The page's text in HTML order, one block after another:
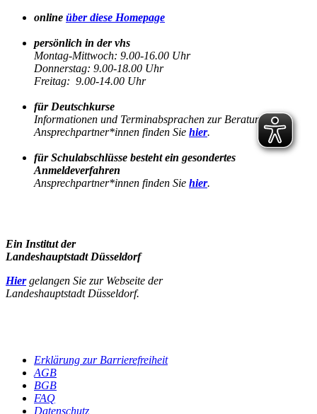
online über diese Homepage
persönlich in der vhs
Montag-Mittwoch: 9.00-16.00 Uhr
Donnerstag: 9.00-18.00 Uhr
Freitag: 9.00-14.00 Uhr
für Deutschkurse
Informationen und Terminabsprachen zur Beratung
Ansprechpartner*innen finden Sie hier.
für Schulabschlüsse besteht ein gesondertes
Anmeldeverfahren
Ansprechpartner*innen finden Sie hier.
Ein Institut der
Landeshauptstadt Düsseldorf
Hiergelangen Sie zur Webseite der
Landeshauptstadt Düsseldorf.
Erklärung zur Barrierefreiheit
AGB
BGB
FAQ
Datenschutz